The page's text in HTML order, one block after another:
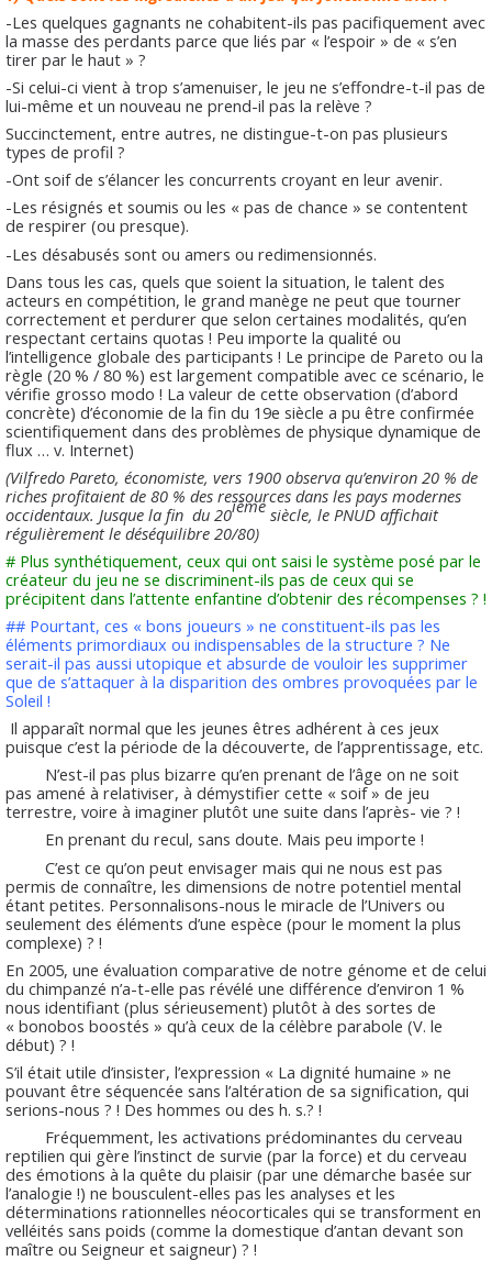
-Les quelques gagnants ne cohabitent-ils pas pacifiquement avec
la masse des perdants parce que liés par « l’espoir » de « s’en
tirer par le haut » ?
-Si celui-ci vient à trop s’amenuiser, le jeu ne s’effondre-t-il pas de
lui-même et un nouveau ne prend-il pas la relève ?
Succinctement, entre autres, ne distingue-t-on pas plusieurs
types de profil ?
-Ont soif de s’élancer les concurrents croyant en leur avenir.
-Les résignés et soumis ou les « pas de chance » se contentent
de respirer (ou presque).
-Les désabusés sont ou amers ou redimensionnés.
Dans tous les cas, quels que soient la situation, le talent des
acteurs en compétition, le grand manège ne peut que tourner
correctement et perdurer que selon certaines modalités, qu’en
respectant certains quotas ! Peu importe la qualité ou
l’intelligence globale des participants ! Le principe de Pareto ou la
règle (20 % / 80 %) est largement compatible avec ce scénario, le
vérifie grosso modo ! La valeur de cette observation (d’abord
concrète) d’économie de la fin du 19e siècle a pu être confirmée
scientifiquement dans des problèmes de physique dynamique de
flux … v. Internet)
(Vilfredo Pareto, économiste, vers 1900 observa qu’environ 20 % de
riches profitaient de 80 % des ressources dans les pays modernes
occidentaux. Jusque la fin du 20ième siècle, le PNUD affichait
régulièrement le déséquilibre 20/80)
# Plus synthétiquement, ceux qui ont saisi le système posé par le
créateur du jeu ne se discriminent-ils pas de ceux qui se
précipitent dans l’attente enfantine d’obtenir des récompenses ? !
## Pourtant, ces « bons joueurs » ne constituent-ils pas les
éléments primordiaux ou indispensables de la structure ? Ne
serait-il pas aussi utopique et absurde de vouloir les supprimer
que de s’attaquer à la disparition des ombres provoquées par le
Soleil !
Il apparaît normal que les jeunes êtres adhérent à ces jeux
puisque c’est la période de la découverte, de l’apprentissage, etc.
N’est-il pas plus bizarre qu’en prenant de l’âge on ne soit
pas amené à relativiser, à démystifier cette « soif » de jeu
terrestre, voire à imaginer plutôt une suite dans l’après- vie ? !
En prenant du recul, sans doute. Mais peu importe !
C’est ce qu’on peut envisager mais qui ne nous est pas
permis de connaître, les dimensions de notre potentiel mental
étant petites. Personnalisons-nous le miracle de l’Univers ou
seulement des éléments d’une espèce (pour le moment la plus
complexe) ? !
En 2005, une évaluation comparative de notre génome et de celui
du chimpanzé n’a-t-elle pas révélé une différence d’environ 1 %
nous identifiant (plus sérieusement) plutôt à des sortes de
« bonobos boostés » qu’à ceux de la célèbre parabole (V. le
début) ? !
S’il était utile d’insister, l’expression « La dignité humaine » ne
pouvant être séquencée sans l’altération de sa signification, qui
serions-nous ? ! Des hommes ou des h. s.? !
Fréquemment, les activations prédominantes du cerveau
reptilien qui gère l’instinct de survie (par la force) et du cerveau
des émotions à la quête du plaisir (par une démarche basée sur
l’analogie !) ne bousculent-elles pas les analyses et les
déterminations rationnelles néocorticales qui se transforment en
velléités sans poids (comme la domestique d’antan devant son
maître ou Seigneur et saigneur) ? !